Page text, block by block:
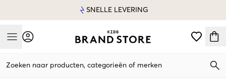
SNELLE LEVERING
Mobile Menu
Zoeken naar producten, categorieën of merken